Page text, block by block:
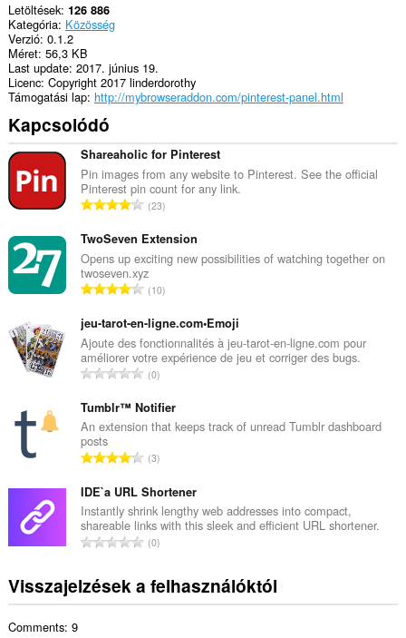
Letöltések 126 886
Kategória Közösség
Verzió 0.1.2
Méret 56,3 KB
Last update 2017. június 19.
Licenc Copyright 2017 linderdorothy
Támogatási lap http://mybrowseraddon.com/pinterest-panel.html
Kapcsolódó
Shareaholic for Pinterest
Pin images from any website to Pinterest. See the official
Pinterest pin count for any link.
Ö
s
z
e
s
r
t
é
k
e
l
s
z
á
m
a
23
TwoSeven Extension
Opens up exciting new possibilities of watching together on
twoseven.xyz
Ö
s
z
e
s
r
t
é
k
e
l
é
s
z
á
10
jeu-tarot-en-ligne.com•Emoji
Ajoute des fonctionnalités à jeu-tarot-en-ligne.com pour
améliorer votre expérience de jeu et corriger des bugs.
Ö
s
z
s
r
t
é
k
l
é
0
Tumblr™ Notifier
An extension that keeps track of unread Tumblr dashboard
posts
Ö
s
z
e
s
r
t
3
IDE`a URL Shortener
Instantly shrink lengthy web addresses into compact,
shareable links with this sleek and efficient URL shortener.
Ö
z
0
Visszajelzések a felhasználóktól
Comments: 9